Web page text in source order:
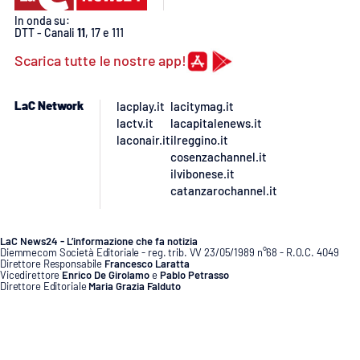
SPECIALI
Buona Sanità Calabria
LA
CALABRIAVISIONE
Storie
In onda su:
DTT - Canali 11, 17 e 111
Scarica tutte le nostre app!
LaC Network
lacplay.it
lactv.it
laconair.it
lacitymag.it
lacapitalenews.it
ilreggino.it
cosenzachannel.it
ilvibonese.it
catanzarochannel.it
LaC News24 - L’informazione che fa notizia
Diemmecom Società Editoriale - reg. trib. VV 23/05/1989 n°68 - R.O.C. 4049
Direttore Responsabile Francesco Laratta
Vicedirettore Enrico De GirolamoePablo Petrasso
Direttore Editoriale Maria Grazia Falduto